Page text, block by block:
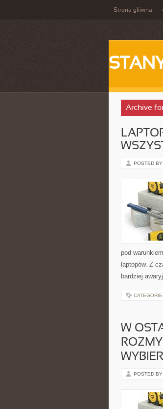
Strona główna
Archive
POSTED BY
pod
laptopów. Z
bardziej
W
POSTED BY